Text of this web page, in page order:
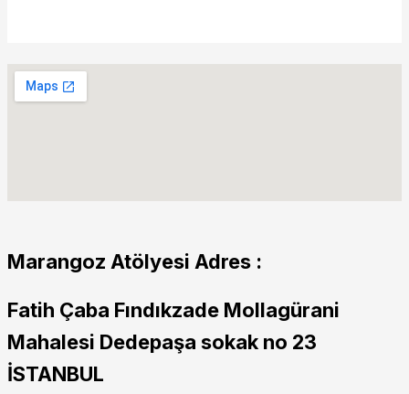
Marangoz Atölyesi Adres :
Fatih Çaba Fındıkzade Mollagürani
Mahalesi Dedepaşa sokak no 23
İSTANBUL